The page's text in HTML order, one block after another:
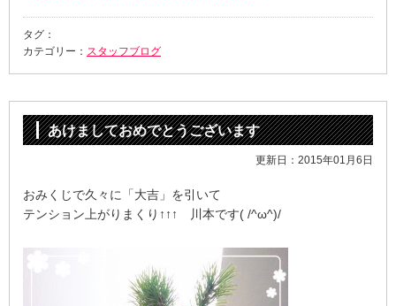
タグ：
カテゴリー： スタッフブログ
あけましておめでとうございます
更新日：2015年01月6日
おみくじで久々に「大吉」を引いて
テンション上がりまくり↑↑↑ 川本です( /^ω^)/